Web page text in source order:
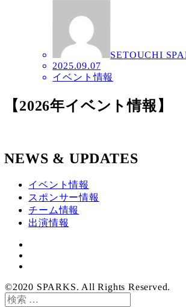
SETOUCHI
2025.09.07
イベント情報
【2026年イベント情報】
NEWS & UPDATES
イベント情報
スポンサー情報
チーム情報
出演情報
チ
©2020 SPARKS. All Rights Reserved.
検